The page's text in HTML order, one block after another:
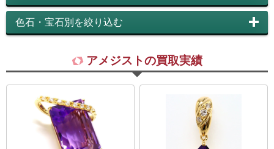
色石・宝石別を絞り込む
アメジストの買取実績